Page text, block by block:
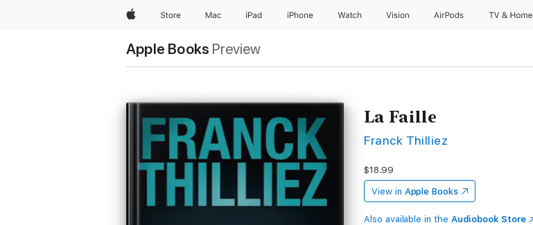
AppleStore Mac iPad iPhone Watch Vision AirPods TV & Home
Apple Books Preview
La Faille
Franck Thilliez
$18.99
View in Apple Books
Also available in the Audiobook Store